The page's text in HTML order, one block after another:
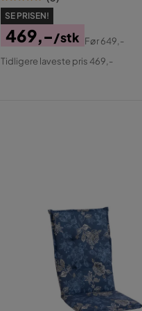
SE PRISEN!
Pris
469,-/stk
Original
Før649,-
Tidligere laveste pris 469,-